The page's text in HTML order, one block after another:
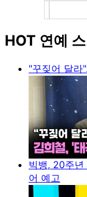
HOT 연예
"꾸짖어 달
빅뱅, 20주
어 예고